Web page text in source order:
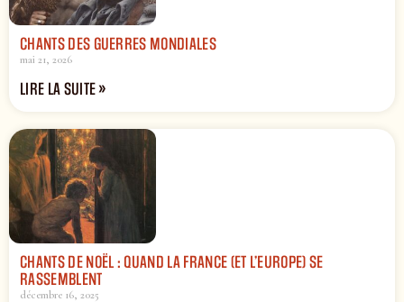
CHANTS DES GUERRES MONDIALES
mai 21, 2026
LIRE LA SUITE »
CHANTS DE NOËL : QUAND LA FRANCE (ET L’EUROPE) SE
RASSEMBLENT
décembre 16, 2025